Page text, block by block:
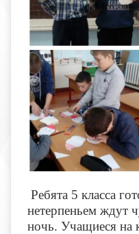
Ребята 5 класса
нетерпеньем ждут
ночь. Учащиеся на